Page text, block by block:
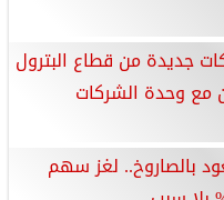
قيد 3 شركات جديدة من قطاع البترول
مع وحدة الشركات
بالصاروخ.. لغز سهم